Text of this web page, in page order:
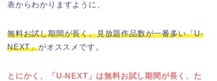
表からわかりますように、
無料お試し期間が長く、見放題作品数が一番多い「U-
NEXT」がオススメです。
とにかく、「U-NEXT」は無料お試し期間が長く、た